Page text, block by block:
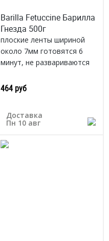
Barilla Fetuccine Барилла
Гнезда 500г
плоские ленты шириной
около 7мм готовятся 6
минут, не развариваются
464 руб
Доставка
Пн 10 авг